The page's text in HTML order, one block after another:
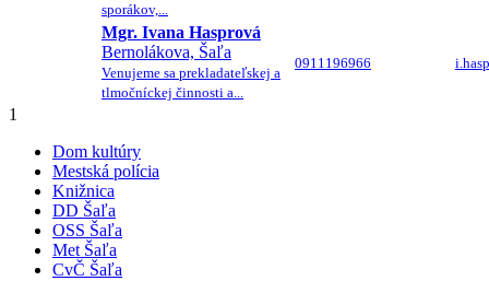
sporákov,...
Mgr. Ivana Hasprová
Bernolákova, Šaľa
Venujeme sa prekladateľskej a
tlmočníckej činnosti a...
0911196966
1
Dom kultúry
Mestská polícia
Knižnica
DD Šaľa
OSS Šaľa
Met Šaľa
CvČ Šaľa